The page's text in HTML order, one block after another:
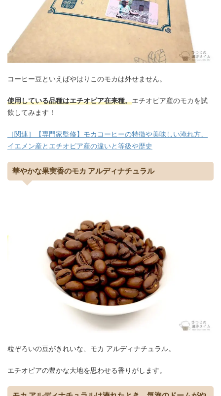
コーヒー豆といえばやはりこのモカは外せません。
使用している品種はエチオピア在来種。エチオピア産のモカを試
飲してみます！
［関連］【専門家監修】モカコーヒーの特徴や美味しい淹れ方、
イエメン産とエチオピア産の違いと等級や歴史
華やかな果実香のモカ アルディナチュラル
粒ぞろいの豆がきれいな、モカ アルディナチュラル。
エチオピアの豊かな大地を思わせる香りがします。